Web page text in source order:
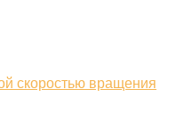
скоростью вращения